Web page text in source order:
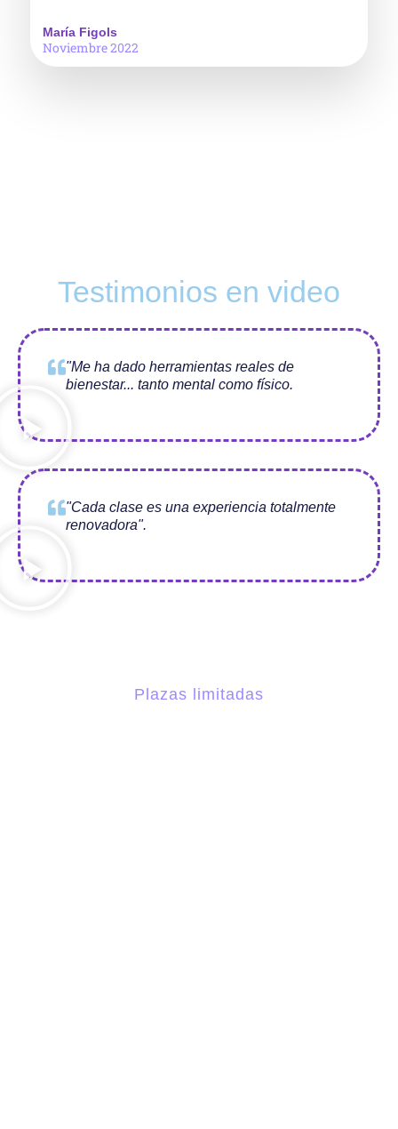
María Figols
Noviembre 2022
Testimonios en video
"Me ha dado herramientas reales de
bienestar... tanto mental como físico.
"Cada clase es una experiencia totalmente
renovadora".
Plazas limitadas